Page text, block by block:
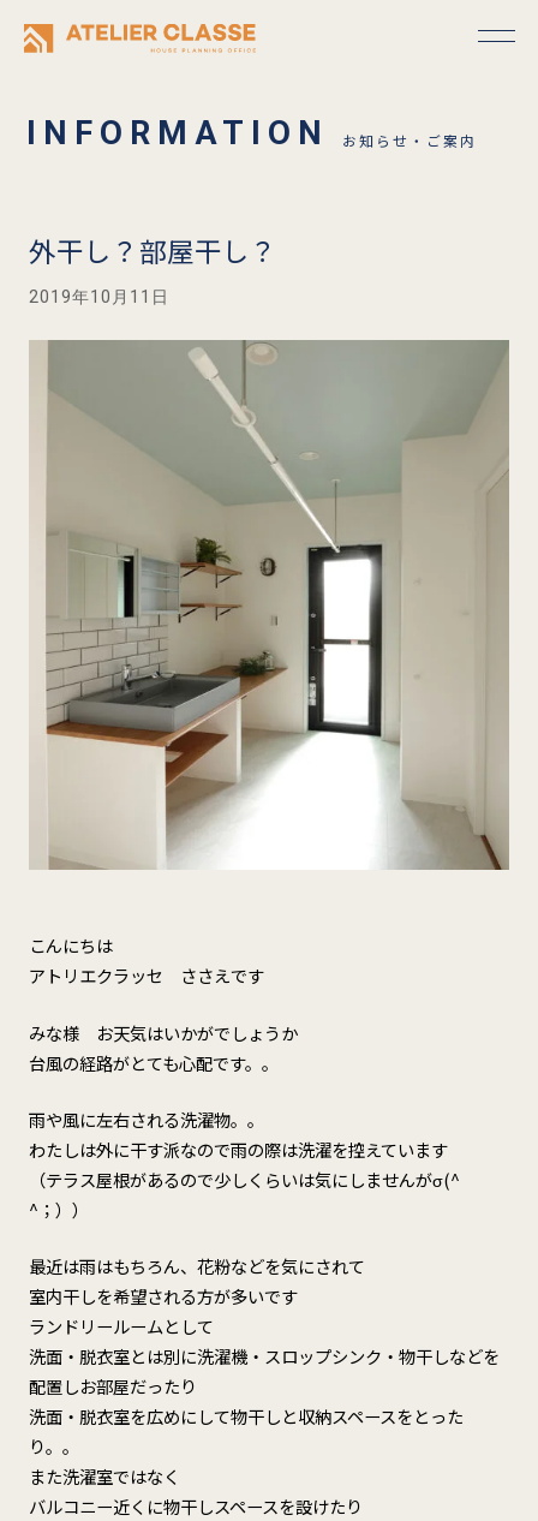
お知らせ・ご案内
外干し？部屋干し？
2019年10月11日
こんにちは
アトリエクラッセ ささえです
みな様 お天気はいかがでしょうか
台風の経路がとても心配です。。
雨や風に左右される洗濯物。。
わたしは外に干す派なので雨の際は洗濯を控えています
（テラス屋根があるので少しくらいは気にしませんがσ(^
^；））
最近は雨はもちろん、花粉などを気にされて
室内干しを希望される方が多いです
ランドリールームとして
洗面・脱衣室とは別に洗濯機・スロップシンク・物干しなどを
配置しお部屋だったり
洗面・脱衣室を広めにして物干しと収納スペースをとった
り。。
また洗濯室ではなく
バルコニー近くに物干しスペースを設けたり